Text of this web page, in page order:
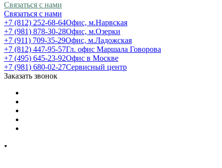
Связаться с нами
Связаться с нами
+7 (812) 252-68-64Офис, м.Нарвская
+7 (981) 878-30-28Офис, м.Озерки
+7 (911) 709-35-29Офис, м.Ладожская
+7 (812) 447-95-57Гл. офис Маршала Говорова
+7 (495) 645-23-92Офис в Москве
+7 (981) 680-02-27Сервисный центр
Заказать звонок